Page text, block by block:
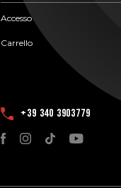
Accesso
Carrello
+39 340 3903779